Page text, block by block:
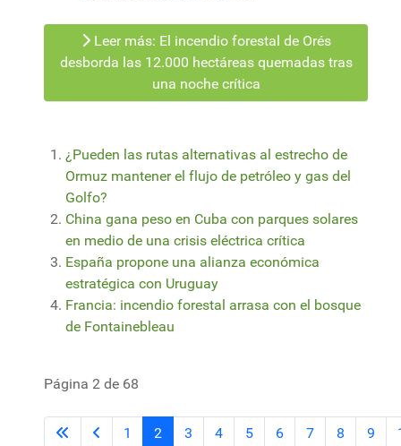
Leer más: El incendio forestal de Orés
desborda las 12.000 hectáreas quemadas tras
una noche crítica
¿Pueden las rutas alternativas al estrecho de
Ormuz mantener el flujo de petróleo y gas del
Golfo?
China gana peso en Cuba con parques solares
en medio de una crisis eléctrica crítica
España propone una alianza económica
estratégica con Uruguay
Francia: incendio forestal arrasa con el bosque
de Fontainebleau
Página 2 de 68
1 2 3 4 5 6 7 8 9